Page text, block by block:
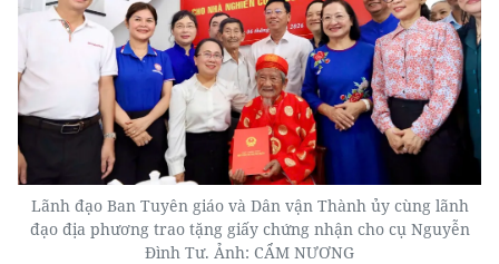
Lãnh đạo Ban Tuyên giáo và Dân vận Thành ủy cùng lãnh
đạo địa phương trao tặng giấy chứng nhận cho cụ Nguyễn
Đình Tư. Ảnh: CẨM NƯƠNG